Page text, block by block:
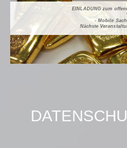
EINLADUNG zum
- Mobile
Nächste